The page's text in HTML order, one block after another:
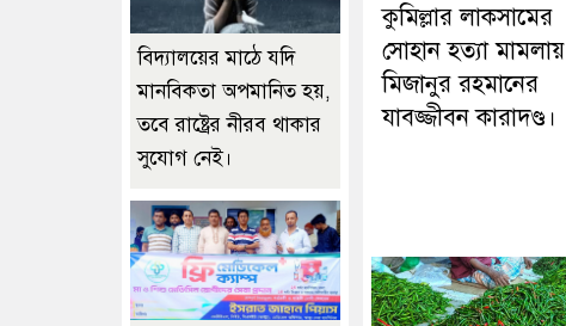
কুমিল্লার লাকসামের
সোহান হত্যা মামলায়
মিজানুর রহমানের
যাবজ্জীবন কারাদণ্ড।
বিদ্যালয়ের মাঠে যদি
মানবিকতা অপমানিত হয়,
তবে রাষ্ট্রের নীরব থাকার
সুযোগ নেই।